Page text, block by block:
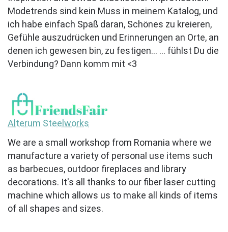
Modetrends sind kein Muss in meinem Katalog, und
ich habe einfach Spaß daran, Schönes zu kreieren,
Gefühle auszudrücken und Erinnerungen an Orte, an
denen ich gewesen bin, zu festigen... ... fühlst Du die
Verbindung? Dann komm mit <3
Alterum Steelworks
We are a small workshop from Romania where we
manufacture a variety of personal use items such
as barbecues, outdoor fireplaces and library
decorations. It's all thanks to our fiber laser cutting
machine which allows us to make all kinds of items
of all shapes and sizes.